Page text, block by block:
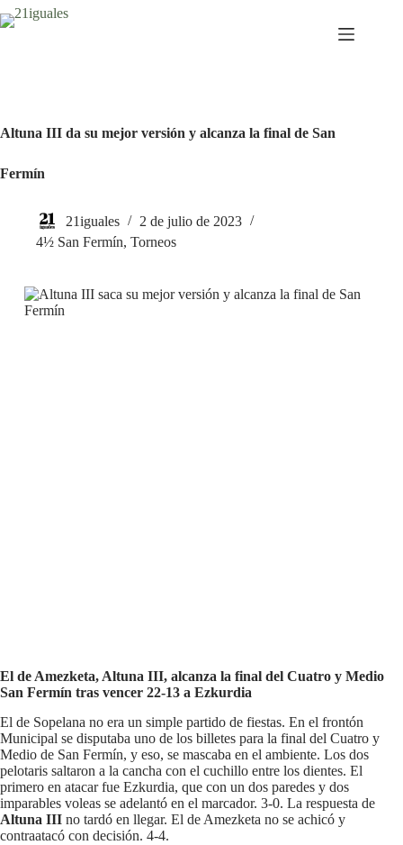
Saltar
al
Altuna III da su mejor versión y alcanza la final de San
Fermín
21iguales
2 de julio de 2023
4½ San Fermín, Torneos
El de Amezketa, Altuna III, alcanza la final del Cuatro y Medio
San Fermín tras vencer 22-13 a Ezkurdia
El de Sopelana no era un simple partido de fiestas. En el frontón
Municipal se disputaba uno de los billetes para la final del Cuatro y
Medio de San Fermín, y eso, se mascaba en el ambiente. Los dos
pelotaris saltaron a la cancha con el cuchillo entre los dientes. El
primero en atacar fue Ezkurdia, que con un dos paredes y dos
imparables voleas se adelantó en el marcador. 3-0. La respuesta de
Altuna III no tardó en llegar. El de Amezketa no se achicó y
contraatacó con decisión. 4-4.